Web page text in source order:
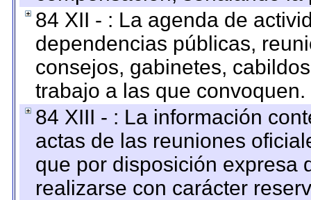
84 XII - : La agenda de
dependencias públicas,
consejos, gabinetes,
trabajo a las que convoquen.
84 XIII - : La información
actas de las reuniones
que por disposición expresa
realizarse con carácter